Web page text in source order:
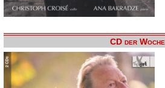
CD der Woche